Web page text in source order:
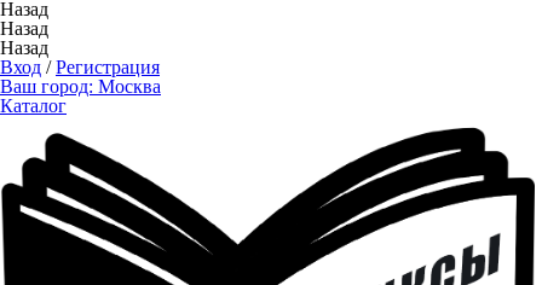
Назад
Назад
Назад
Вход /Регистрация
Ваш город: Москва
Каталог